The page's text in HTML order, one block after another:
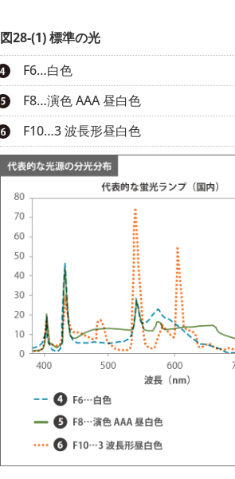
図28-(1) 標準の光
F6…白色
F8…演色 AAA 昼白色
F10…3 波長形昼白色